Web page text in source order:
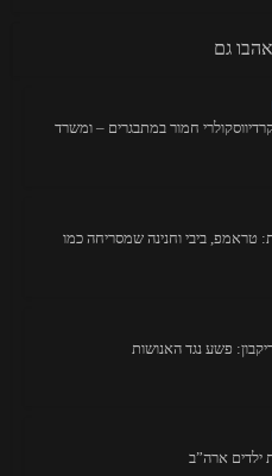
גם
חמור במתבגרים – ומשרד
טראמפ, ביבי וחנינה שמסריחה כמו
פשע נגד האנושות
ילדים ארה”ב